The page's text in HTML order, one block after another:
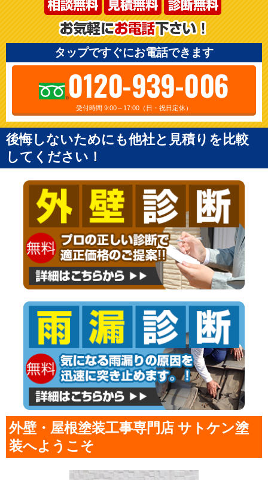
タップですぐにお電話できます
0120-939-006
受付時間 9:00～17:00（日・祝日定休）
後悔しないためにも他社と見積りを比較
してください！
外壁・屋根塗装工事専門店 サトケン塗
装へようこそ